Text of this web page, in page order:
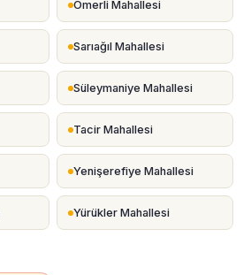
Ömerli Mahallesi
Sarıağıl Mahallesi
Süleymaniye Mahallesi
Tacir Mahallesi
Yenişerefiye Mahallesi
Yürükler Mahallesi